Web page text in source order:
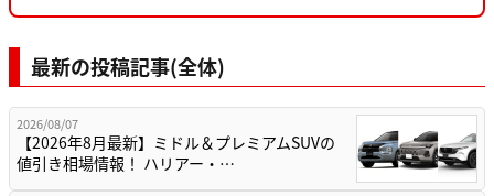
最新の投稿記事(全体)
2026/08/07
【2026年8月最新】ミドル＆プレミアムSUVの
値引き相場情報！ ハリアー・…